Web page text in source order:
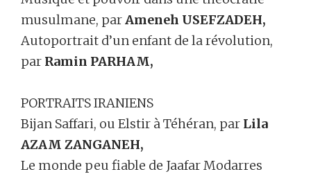
musulmane, parAmeneh USEFZADEH,
Autoportrait d’un enfant de la révolution,
par Ramin PARHAM,
PORTRAITS IRANIENS
Bijan Saffari, ou Elstir à Téhéran, par Lila
AZAM ZANGANEH,
Le monde peu fiable de Jaafar Modarres